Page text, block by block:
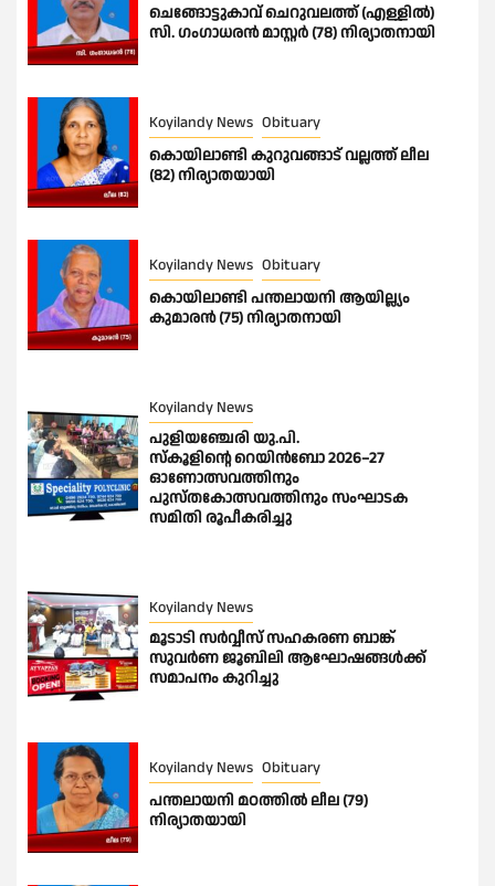
ചെങ്ങോട്ടുകാവ് ചെറുവലത്ത് (എള്ളിൽ)
സി. ഗംഗാധരൻ മാസ്റ്റർ (78) നിര്യാതനായി
Koyilandy News Obituary
കൊയിലാണ്ടി കുറുവങ്ങാട് വല്ലത്ത് ലീല
(82) നിര്യാതയായി
Koyilandy News Obituary
കൊയിലാണ്ടി പന്തലായനി ആയില്ല്യം
കുമാരൻ (75) നിര്യാതനായി
Koyilandy News
പുളിയഞ്ചേരി യു.പി.
സ്‌കൂളിന്റെ റെയിൻബോ 2026–27
ഓണോത്സവത്തിനും
പുസ്തകോത്സവത്തിനും സംഘാടക
സമിതി രൂപീകരിച്ചു
Koyilandy News
മൂടാടി സർവ്വീസ് സഹകരണ ബാങ്ക്
സുവർണ ജൂബിലി ആഘോഷങ്ങൾക്ക്
സമാപനം കുറിച്ചു
Koyilandy News Obituary
പന്തലായനി മഠത്തിൽ ലീല (79)
നിര്യാതയായി